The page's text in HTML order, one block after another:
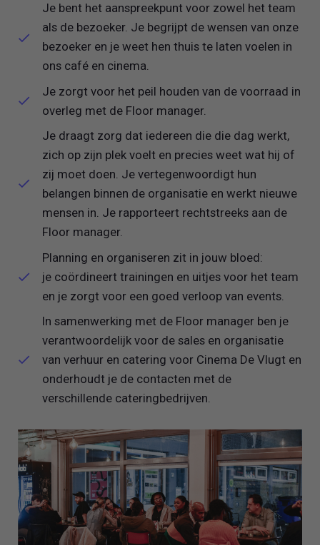
Je bent het aanspreekpunt voor zowel het team
als de bezoeker. Je begrijpt de wensen van onze
bezoeker en je weet hen thuis te laten voelen in
ons café en cinema.
Je zorgt voor het peil houden van de voorraad in
overleg met de Floor manager.
Je draagt zorg dat iedereen die die dag werkt,
zich op zijn plek voelt en precies weet wat hij of
zij moet doen. Je vertegenwoordigt hun
belangen binnen de organisatie en werkt nieuwe
mensen in. Je rapporteert rechtstreeks aan de
Floor manager.
Planning en organiseren zit in jouw bloed:
je coördineert trainingen en uitjes voor het team
en je zorgt voor een goed verloop van events.
In samenwerking met de Floor manager ben je
verantwoordelijk voor de sales en organisatie
van verhuur en catering voor Cinema De Vlugt en
onderhoudt je de contacten met de
verschillende cateringbedrijven.